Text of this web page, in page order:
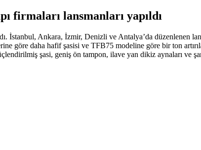
firmaları lansmanları yapıldı
İstanbul, Ankara, İzmir, Denizli ve Antalya’da düzenlenen
göre daha hafif şasisi ve TFB75 modeline göre bir ton
şasi, geniş ön tampon, ilave yan dikiz aynaları ve